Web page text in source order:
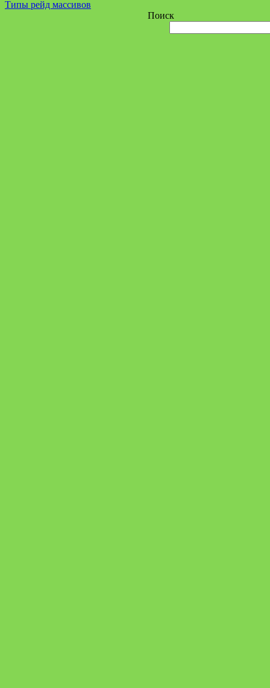
Типы рейд массивов
Поиск